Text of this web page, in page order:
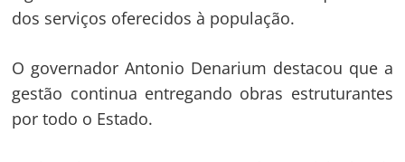
dos serviços oferecidos à população.
O governador Antonio Denarium destacou que a
gestão continua entregando obras estruturantes
por todo o Estado.